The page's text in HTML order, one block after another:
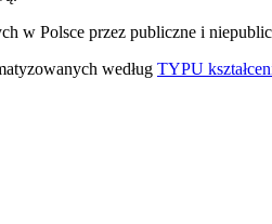
w Polsce przez publiczne i
według TYPU